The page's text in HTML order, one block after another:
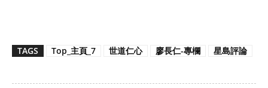
TAGS Top_主頁_7 世道仁心 廖長仁-專欄 星島評論